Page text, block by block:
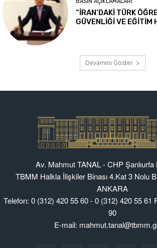
Av. Mahmut TANAL - CHP Şanlıurfa
TBMM Halkla İlişkiler Binası 4.Kat 3 Nolu
ANKARA
Telefon: 0 (312) 420 55 60 - 0 (312) 420 55 61
90
E-mail: